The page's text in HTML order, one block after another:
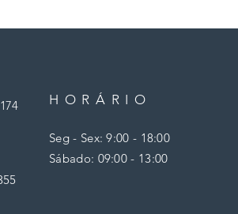
Seg - Sex: 9:00 - 18:00
​​Sábado: 09:00 - 13:00
HORÁRIO